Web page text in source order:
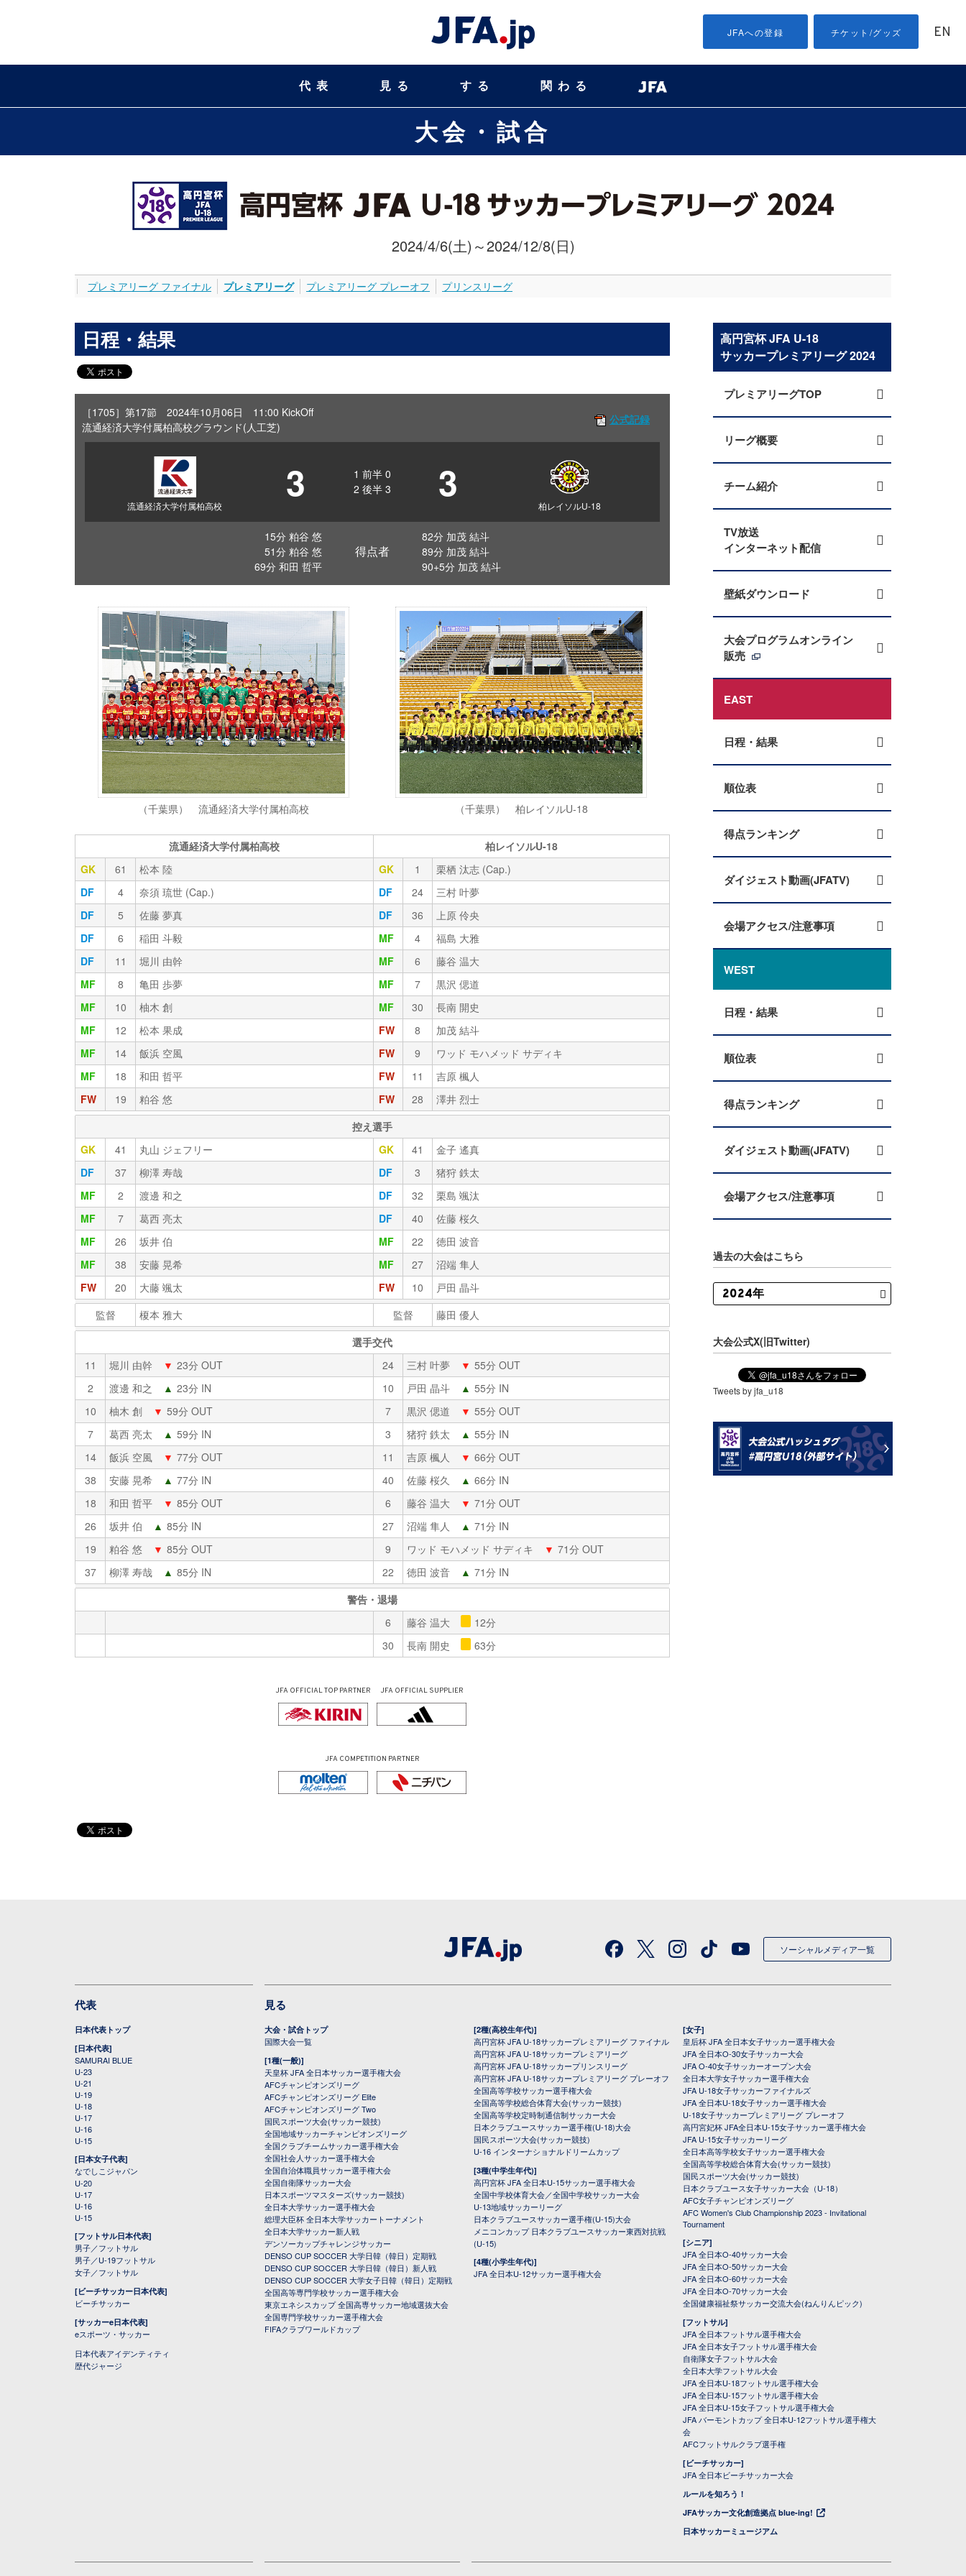
JFAへの登録 チケット/グッズ EN
代表 見る する 関わる
大会・試合
2024/4/6(土)～2024/12/8(日)
プレミアリーグ ファイナル プレミアリーグ プレミアリーグ プレーオフ プリンスリーグ
日程・結果
［1705］第17節 2024年10月06日 11:00 KickOff
流通経済大学付属柏高校グラウンド(人工芝)
公式記録
流通経済大学付属柏高校 3 1 前半 0
2 後半 3 3 柏レイソルU-18
15分 粕谷 悠
51分 粕谷 悠
69分 和田 哲平
得点者
82分 加茂 結斗
89分 加茂 結斗
90+5分 加茂 結斗
（千葉県） 流通経済大学付属柏高校 （千葉県） 柏レイソルU-18
流通経済大学付属柏高校
柏レイソルU-18
GK
61 松本 陸 GK 1
栗栖 汰志 (Cap.)
DF
4 奈須 琉世 (Cap.) DF 24
三村 叶夢
DF
5 佐藤 夢真 DF 36
上原 伶央
DF
6 稲田 斗毅 MF 4
福島 大雅
DF
11 堀川 由幹 MF 6
藤谷 温大
MF
8 亀田 歩夢 MF 7
黒沢 偲道
MF
10 柚木 創 MF 30
長南 開史
MF
12 松本 果成 FW 8
加茂 結斗
MF
14 飯浜 空風 FW 9
ワッド モハメッド サディキ
MF
18 和田 哲平 FW 11
吉原 楓人
FW
19 粕谷 悠 FW 28
澤井 烈士
控え選手
GK
41 丸山 ジェフリー GK 41
金子 遙真
DF
37 柳澤 寿哉 DF 3
猪狩 鉄太
MF
2 渡邊 和之 DF 32
栗島 颯汰
MF
7 葛西 亮太 DF 40
佐藤 桜久
MF
26 坂井 伯 MF 22
徳田 波音
MF
38 安藤 晃希 MF 27
沼端 隼人
FW
20 大藤 颯太 FW 10
戸田 晶斗
監督
榎本 雅大 監督
藤田 優人
選手交代
11
堀川 由幹 ▼ 23分 OUT 24 三村 叶夢 ▼ 55分 OUT
2
渡邊 和之 ▲ 23分 IN 10 戸田 晶斗 ▲ 55分 IN
10
柚木 創 ▼ 59分 OUT 7 黒沢 偲道 ▼ 55分 OUT
7
葛西 亮太 ▲ 59分 IN 3 猪狩 鉄太 ▲ 55分 IN
14
飯浜 空風 ▼ 77分 OUT 11 吉原 楓人 ▼ 66分 OUT
38
安藤 晃希 ▲ 77分 IN 40 佐藤 桜久 ▲ 66分 IN
18
和田 哲平 ▼ 85分 OUT 6 藤谷 温大 ▼ 71分 OUT
26
坂井 伯 ▲ 85分 IN 27 沼端 隼人 ▲ 71分 IN
19
粕谷 悠 ▼ 85分 OUT 9 ワッド モハメッド サディキ ▼ 71分 OUT
37
柳澤 寿哉 ▲ 85分 IN 22 徳田 波音 ▲ 71分 IN
警告・退場
6
藤谷 温大
12分
30
長南 開史 63分
JFA OFFICIALTOP PARTNER JFA OFFICIAL SUPPLIER
JFA COMPETITION PARTNER
高円宮杯 JFA U-18
サッカープレミアリーグ 2024
プレミアリーグTOP
リーグ概要
チーム紹介
TV放送
インターネット配信
壁紙ダウンロード
大会プログラムオンライン
販売
EAST
日程・結果
順位表
得点ランキング
ダイジェスト動画(JFATV)
会場アクセス/注意事項
WEST
日程・結果
順位表
得点ランキング
ダイジェスト動画(JFATV)
会場アクセス/注意事項
過去の大会はこちら
大会公式X(旧Twitter)
Tweets by jfa_u18
ソーシャルメディア一覧
代表
日本代表トップ
[日本代表]
SAMURAI BLUE
U-23
U-21
U-19
U-18
U-17
U-16
U-15
[日本女子代表]
なでしこジャパン
U-20
U-17
U-16
U-15
[フットサル日本代表]
男子／フットサル
男子／U-19フットサル
女子／フットサル
[ビーチサッカー日本代表]
ビーチサッカー
[サッカーe日本代表]
eスポーツ・サッカー
日本代表アイデンティティ
歴代ジャージ
見る
大会・試合トップ
国際大会一覧
[1種(一般)]
天皇杯 JFA 全日本サッカー選手権大会
AFCチャンピオンズリーグ
AFCチャンピオンズリーグ Elite
AFCチャンピオンズリーグ Two
国民スポーツ大会(サッカー競技)
全国地域サッカーチャンピオンズリーグ
全国クラブチームサッカー選手権大会
全国社会人サッカー選手権大会
全国自治体職員サッカー選手権大会
全国自衛隊サッカー大会
日本スポーツマスターズ(サッカー競技)
全日本大学サッカー選手権大会
総理大臣杯 全日本大学サッカートーナメント
全日本大学サッカー新人戦
デンソーカップチャレンジサッカー
DENSO CUP SOCCER 大学日韓（韓日）定期戦
DENSO CUP SOCCER 大学日韓（韓日）新人戦
DENSO CUP SOCCER 大学女子日韓（韓日）定期戦
全国高等専門学校サッカー選手権大会
東京エネシスカップ 全国高専サッカー地域選抜大会
全国専門学校サッカー選手権大会
FIFAクラブワールドカップ
[2種(高校生年代)]
高円宮杯 JFA U-18サッカープレミアリーグ ファイナル
高円宮杯 JFA U-18サッカープレミアリーグ
高円宮杯 JFA U-18サッカープリンスリーグ
高円宮杯 JFA U-18サッカープレミアリーグ プレーオフ
全国高等学校サッカー選手権大会
全国高等学校総合体育大会(サッカー競技)
全国高等学校定時制通信制サッカー大会
日本クラブユースサッカー選手権(U-18)大会
国民スポーツ大会(サッカー競技)
U-16 インターナショナルドリームカップ
[3種(中学生年代)]
高円宮杯 JFA 全日本U-15サッカー選手権大会
全国中学校体育大会／全国中学校サッカー大会
U-13地域サッカーリーグ
日本クラブユースサッカー選手権(U-15)大会
メニコンカップ 日本クラブユースサッカー東西対抗戦
(U-15)
[4種(小学生年代)]
JFA 全日本U-12サッカー選手権大会
[女子]
皇后杯 JFA 全日本女子サッカー選手権大会
JFA 全日本O-30女子サッカー大会
JFA O-40女子サッカーオープン大会
全日本大学女子サッカー選手権大会
JFA U-18女子サッカーファイナルズ
JFA 全日本U-18女子サッカー選手権大会
U-18女子サッカープレミアリーグ プレーオフ
高円宮妃杯 JFA全日本U-15女子サッカー選手権大会
JFA U-15女子サッカーリーグ
全日本高等学校女子サッカー選手権大会
全国高等学校総合体育大会(サッカー競技)
国民スポーツ大会(サッカー競技)
日本クラブユース女子サッカー大会（U-18）
AFC女子チャンピオンズリーグ
AFC Women's Club Championship 2023 - Invitational
Tournament
[シニア]
JFA 全日本O-40サッカー大会
JFA 全日本O-50サッカー大会
JFA 全日本O-60サッカー大会
JFA 全日本O-70サッカー大会
全国健康福祉祭サッカー交流大会(ねんりんピック)
[フットサル]
JFA 全日本フットサル選手権大会
JFA 全日本女子フットサル選手権大会
自衛隊女子フットサル大会
全日本大学フットサル大会
JFA 全日本U-18フットサル選手権大会
JFA 全日本U-15フットサル選手権大会
JFA 全日本U-15女子フットサル選手権大会
JFA バーモントカップ 全日本U-12フットサル選手権大
会
AFCフットサルクラブ選手権
[ビーチサッカー]
JFA 全日本ビーチサッカー大会
ルールを知ろう！
JFAサッカー文化創造拠点 blue-ing!
日本サッカーミュージアム